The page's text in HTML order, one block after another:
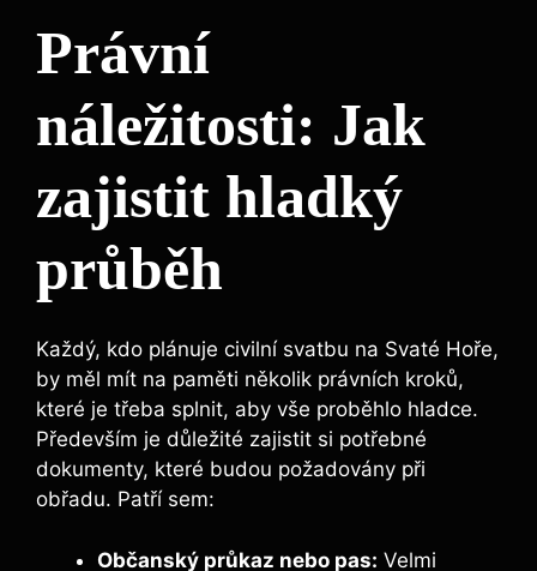
Právní
náležitosti: Jak
zajistit hladký
průběh
Každý, kdo plánuje civilní svatbu na Svaté Hoře,
by měl mít na paměti několik právních kroků,
které je třeba splnit, aby vše proběhlo hladce.
Především je důležité zajistit si potřebné
dokumenty, které budou požadovány při
obřadu. Patří sem:
Občanský průkaz nebo pas: Velmi